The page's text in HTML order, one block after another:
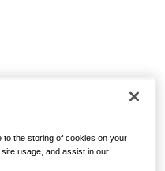
to the storing of cookies on your
usage, and assist in our